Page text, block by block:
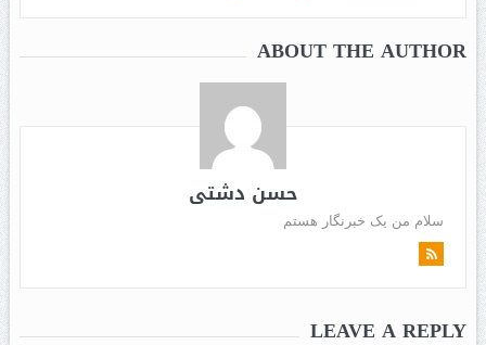
ABOUT THE AUTHOR
حسن دشتی
سلام من یک خبرنگار هستم
LEAVE A REPLY